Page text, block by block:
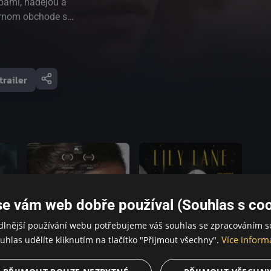
obchode s
Zatiaľ čo v
hľadá istého
žena
pátranie ju
len obchod s
v predvečer
vám web dobře používal (Souhlas s
používání webu potřebujeme váš souhlas se zpracováním
udělíte kliknutím na tlačítko "Přijmout všechny". Více